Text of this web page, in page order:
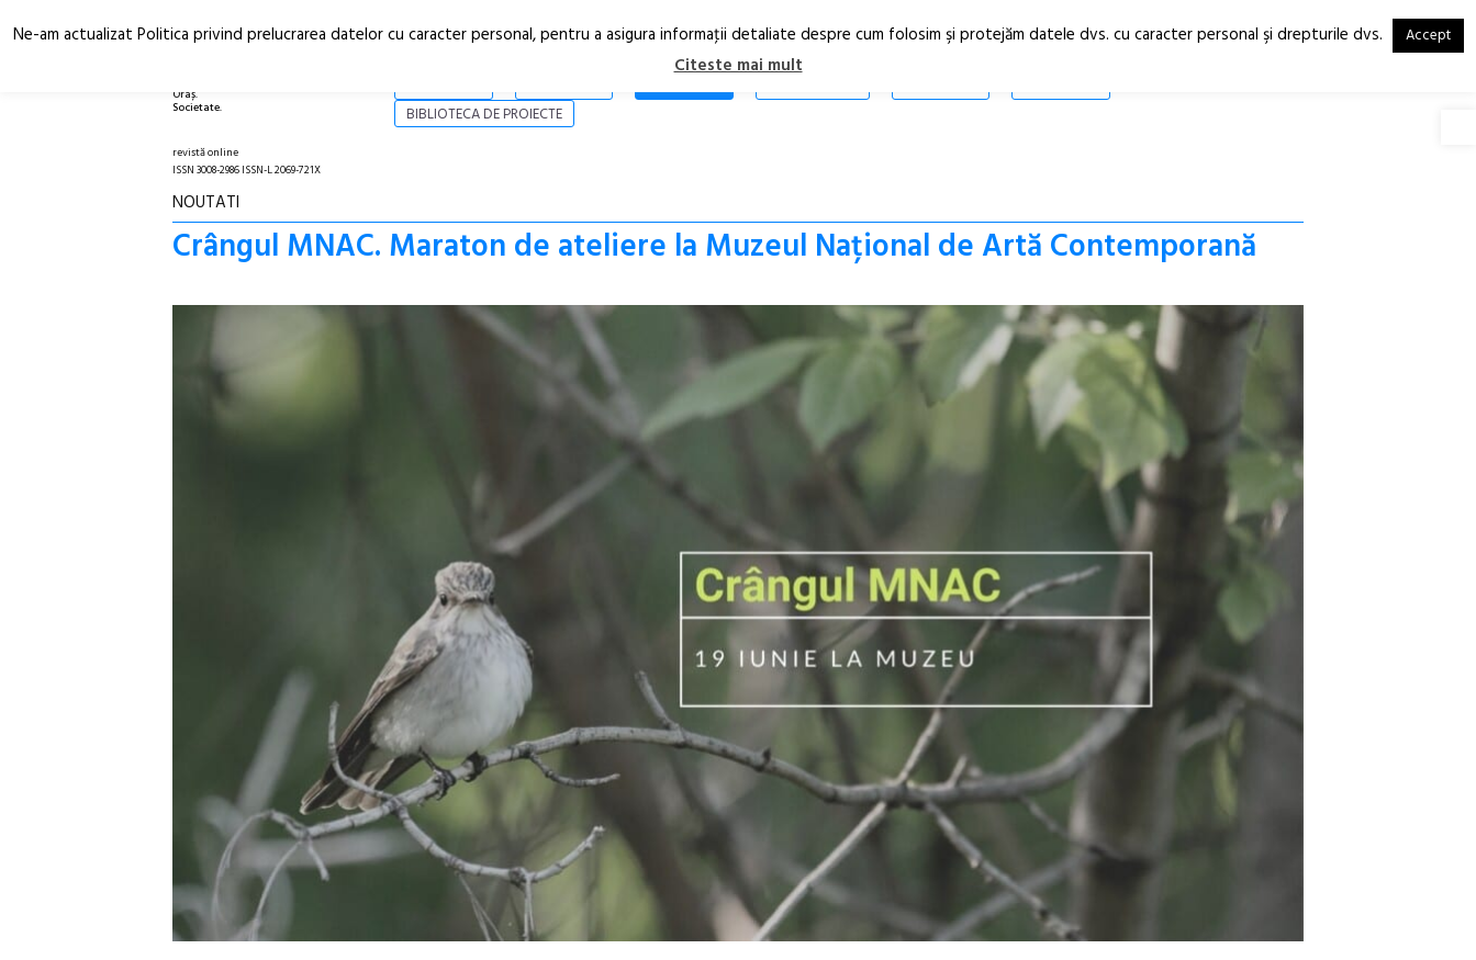
Oraș.
Societate.
RO
EN
STIRI
BIBLIOTECA DE PROIECTE
revistă online
ISSN 3008-2986 ISSN-L 2069-721X
NOUTATI
Crângul MNAC. Maraton de ateliere la Muzeul Național de Artă Contemporană
Ne-am actualizat Politica privind prelucrarea datelor cu caracter personal, pentru a asigura informaţii detaliate despre cum folosim şi protejăm datele dvs. cu caracter personal şi drepturile dvs. Accept
Citeste mai mult